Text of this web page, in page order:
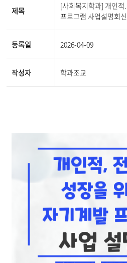
제목
[사회복지학과] 개인
프로그램 사업설명회
등록일 2026-04-09
작성자 학과조교